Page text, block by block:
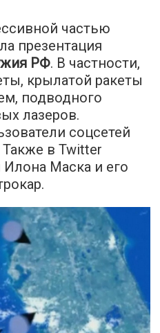
частью
презентация
РФ. В частности,
крылатой ракеты
подводного
лазеров.
соцсетей
в Twitter
Маска и его